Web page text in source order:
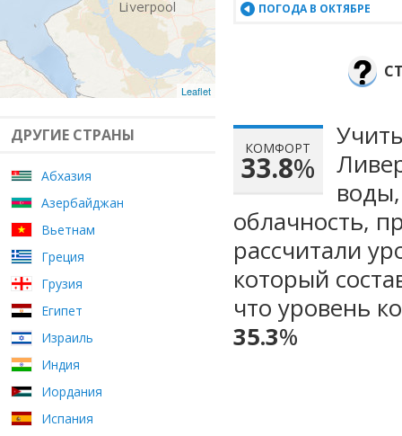
Leaflet
ДРУГИЕ СТРАНЫ
Абхазия
Азербайджан
Вьетнам
Греция
Грузия
Египет
Израиль
Индия
Иордания
Испания
ПОГОДА В ОКТЯБРЕ
КОМФОРТ
33.8%
облачность,
рассчитали
который
что уровень
35.3%